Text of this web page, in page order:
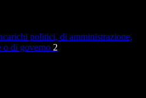
politici, di amministrazione,
o di governo 2